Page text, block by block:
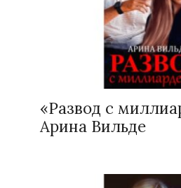
«Развод с
Арина Вильде